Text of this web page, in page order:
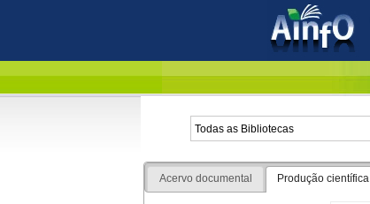
Acervo documental Produção científica